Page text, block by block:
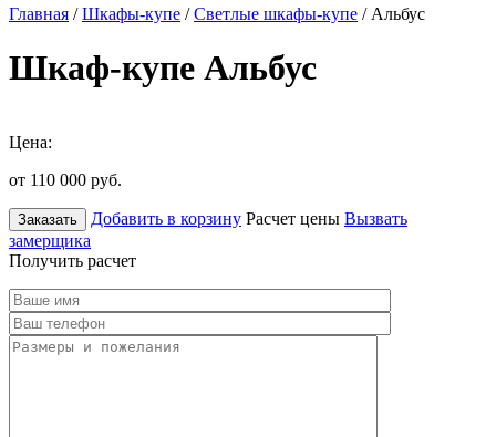
Главная /Шкафы-купе /Светлые шкафы-купе / Альбус
Шкаф-купе Альбус
Цена:
от 110 000 руб.
Заказать Добавить в корзину Расчет цены Вызвать
замерщика
Получить расчет